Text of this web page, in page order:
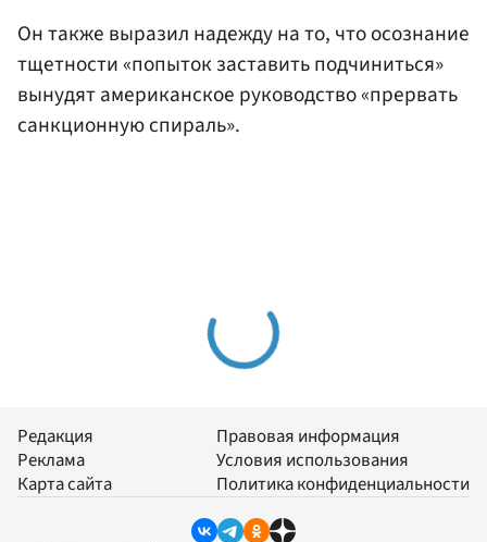
Он также выразил надежду на то, что осознание
тщетности «попыток заставить подчиниться»
вынудят американское руководство «прервать
санкционную спираль».
Редакция
Реклама
Карта сайта
Правовая информация
Условия использования
Политика конфиденциальности